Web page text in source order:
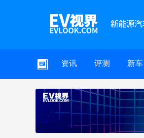
资讯 评测 新车